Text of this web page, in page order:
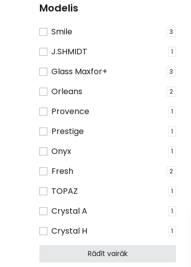
Modelis
Smile 3
J.SHMIDT 1
Glass Maxfor+ 3
Orleans 2
Provence 1
Prestige 1
Onyx 1
Fresh 2
TOPAZ 1
Crystal A 1
Crystal H 1
Rādīt vairāk